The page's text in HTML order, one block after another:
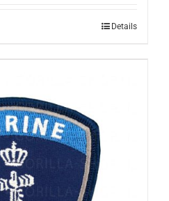
Details